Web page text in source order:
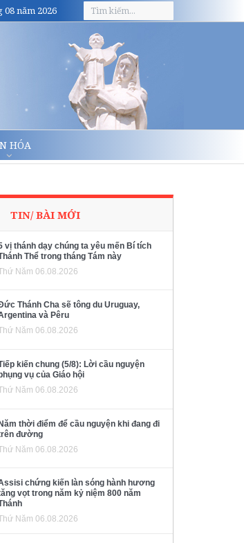
08 năm 2026
HÓA
TIN/ BÀI MỚI
vị thánh dạy chúng ta yêu mến Bí tích
Thể trong tháng Tám này
Năm 06.08.2026
Thánh Cha sẽ tông du Uruguay,
và Pêru
Năm 06.08.2026
kiến chung (5/8): Lời cầu nguyện
vụ của Giáo hội
Năm 06.08.2026
thời điểm để cầu nguyện khi đang đi
đường
Năm 06.08.2026
chứng kiến làn sóng hành hương
vọt trong năm kỷ niệm 800 năm
Năm 06.08.2026